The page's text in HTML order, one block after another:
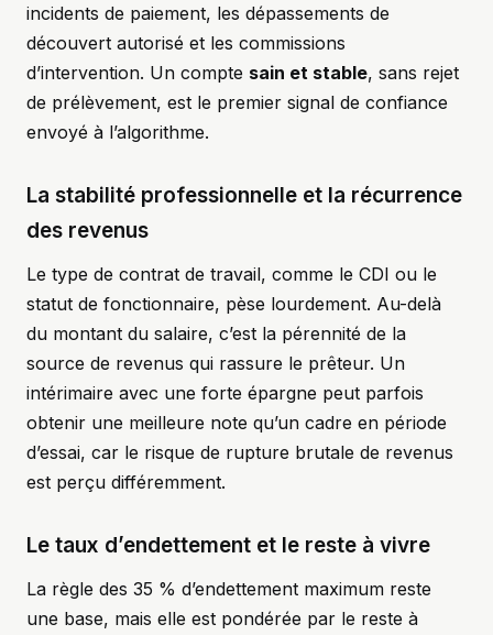
incidents de paiement, les dépassements de
découvert autorisé et les commissions
d’intervention. Un compte sain et stable, sans rejet
de prélèvement, est le premier signal de confiance
envoyé à l’algorithme.
La stabilité professionnelle et la récurrence
des revenus
Le type de contrat de travail, comme le CDI ou le
statut de fonctionnaire, pèse lourdement. Au-delà
du montant du salaire, c’est la pérennité de la
source de revenus qui rassure le prêteur. Un
intérimaire avec une forte épargne peut parfois
obtenir une meilleure note qu’un cadre en période
d’essai, car le risque de rupture brutale de revenus
est perçu différemment.
Le taux d’endettement et le reste à vivre
La règle des 35 % d’endettement maximum reste
une base, mais elle est pondérée par le reste à